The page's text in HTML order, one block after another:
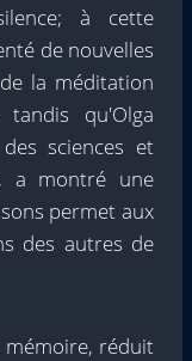
à cette
de nouvelles
la méditation
tandis qu'Olga
sciences et
a montré une
permet aux
des autres de
mémoire, réduit